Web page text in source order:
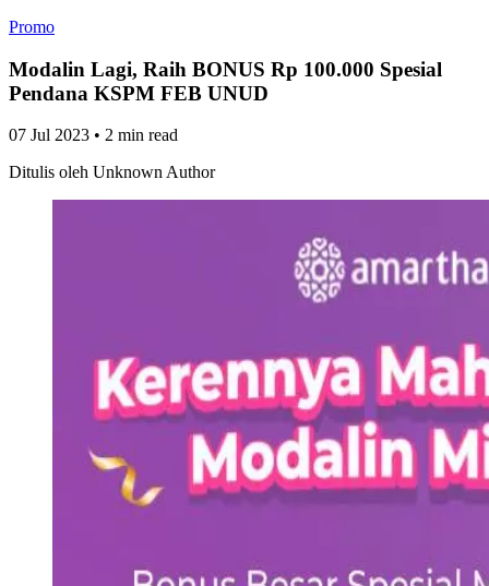
Promo
Modalin Lagi, Raih BONUS Rp 100.000 Spesial
Pendana KSPM FEB UNUD
07 Jul 2023 • 2 min read
Ditulis oleh Unknown Author